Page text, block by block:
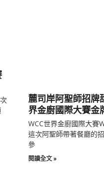
麓司岸阿聖師招牌
界金廚國際大賽金
WCC世界金廚國際大賽
這次阿聖師帶著餐廳的
參
閱讀全文 »